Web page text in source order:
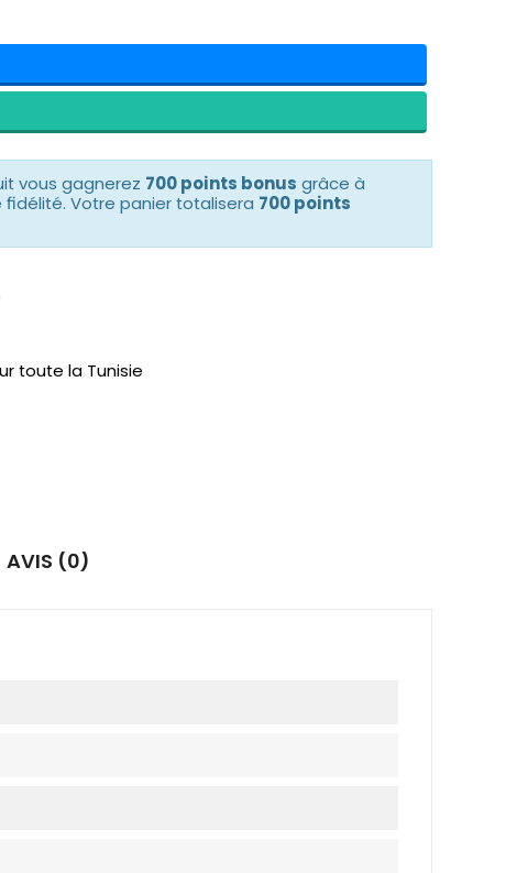
vous gagnerez 700 points bonus grâce à
Votre panier totalisera 700 points
toute la Tunisie
AVIS (0)